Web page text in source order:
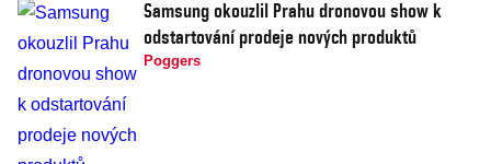
Samsung okouzlil Prahu dronovou show k
odstartování prodeje nových produktů
Poggers